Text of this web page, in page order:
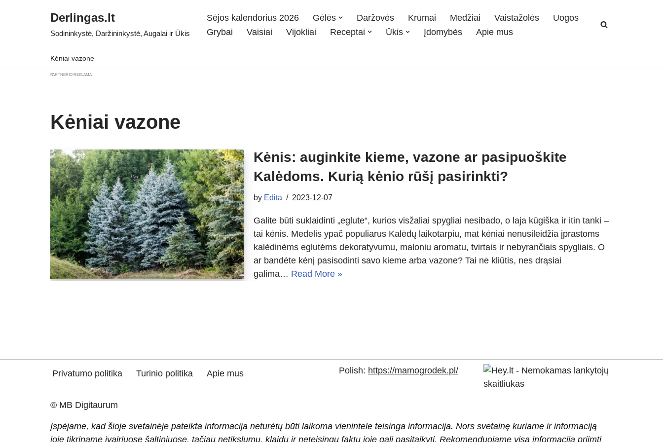
Derlingas.lt
Sodininkystė, Daržininkystė, Augalai ir Ūkis
Sėjos kalendorius 2026 Gėlės Daržovės Krūmai Medžiai Vaistažolės
Uogos
Grybai
Vaisiai Vijokliai Receptai Ūkis Įdomybės Apie mus
Kėniai vazone
PARTNERIO REKLAMA
Kėniai vazone
Kėnis: auginkite kieme, vazone ar pasipuoškite
Kalėdoms. Kurią kėnio rūšį pasirinkti?
by Edita 2023-12-07
Galite būti suklaidinti „eglute“, kurios visžaliai spygliai nesibado, o laja kūgiška ir itin tanki –
tai kėnis. Medelis ypač populiarus Kalėdų laikotarpiu, mat kėniai nenusileidžia įprastoms
kalėdinėms eglutėms dekoratyvumu, maloniu aromatu, tvirtais ir nebyrančiais spygliais. O
ar bandėte kėnį pasisodinti savo kieme arba vazone? Tai ne kliūtis, nes drąsiai
galima… Read More »
Privatumo politika Turinio politika Apie mus Polish: https://mamogrodek.pl/
© MB Digitaurum
Įspėjame, kad šioje svetainėje pateikta informacija neturėtų būti laikoma vienintele teisinga informacija. Nors svetainę kuriame ir informaciją
joje tikriname įvairiuose šaltiniuose, tačiau netikslumų, klaidų ir neteisingų faktų joje gali pasitaikyti. Rekomenduojame visą informaciją priimti